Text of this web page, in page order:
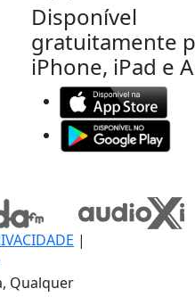
Disponível
gratuitamente
iPhone, iPad e
|
Qualquer